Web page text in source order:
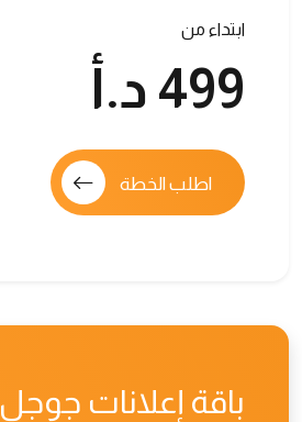
ابتداء من
499 د.أ
اطلب الخطة
باقة إعلانات جوجل